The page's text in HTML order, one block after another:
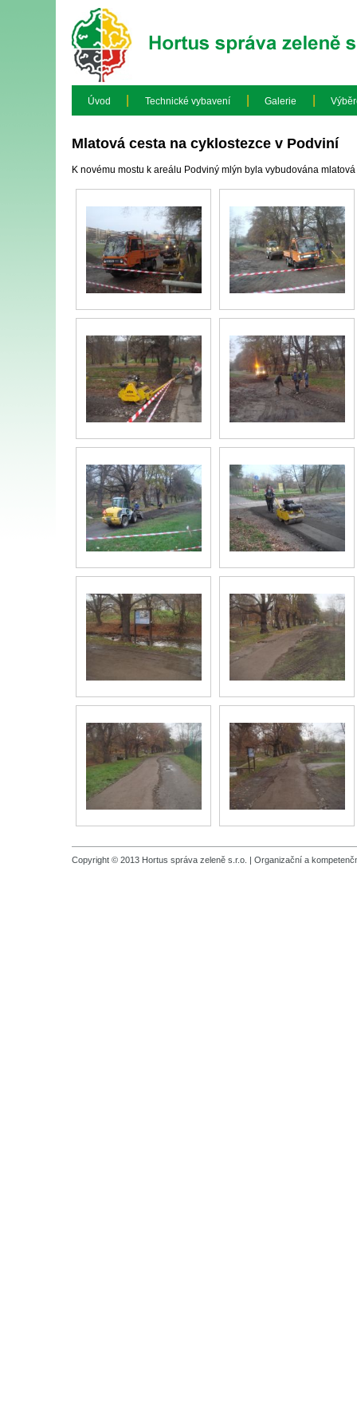
Úvod Technické vybavení Galerie
Mlatová cesta na cyklostezce v Podviní
K novému mostu k areálu Podviný mlýn byla vybudována
Copyright © 2013 Hortus správa zeleně s.r.o. | Organizační a